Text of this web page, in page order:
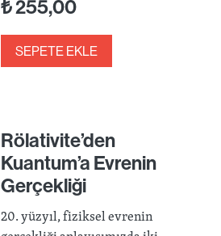
₺255,00
SEPETE EKLE
Rölativite’den
Kuantum’a Evrenin
Gerçekliği
20. yüzyıl, fiziksel evrenin